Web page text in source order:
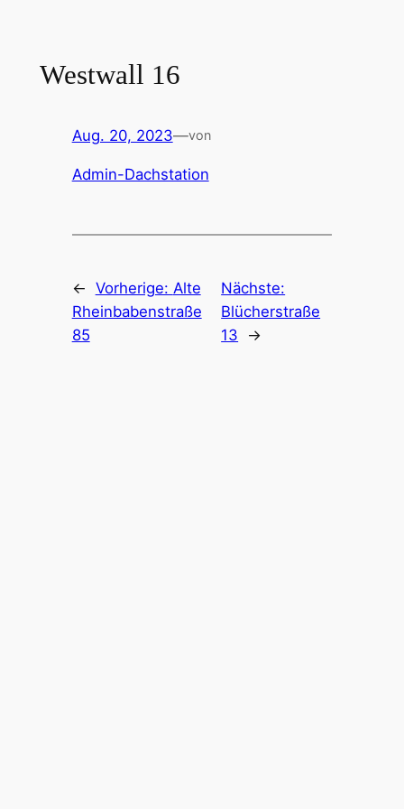
springenWestwall 16
Aug. 20, 2023—von
Admin-Dachstation
← Vorherige: Alte
Rheinbabenstraße
85
Nächste:
Blücherstraße
13
→